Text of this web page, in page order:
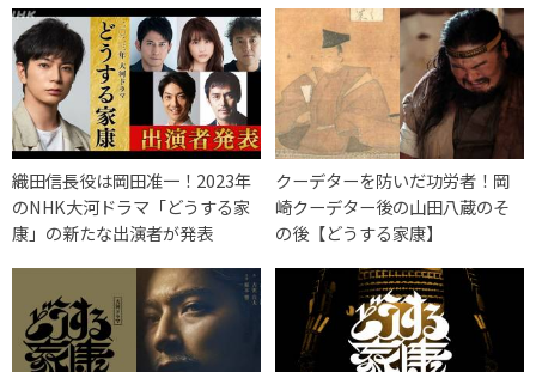
織田信長役は岡田准一！2023年
のNHK大河ドラマ「どうする家
康」の新たな出演者が発表
クーデターを防いだ功労者！岡
崎クーデター後の山田八蔵のそ
の後【どうする家康】